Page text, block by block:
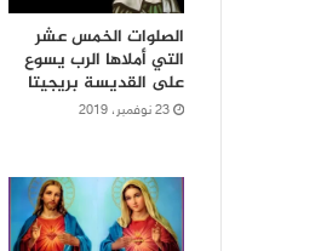
الصلوات الخمس عشر
التي أملاها الرب يسوع
على القديسة بريجيتا
23 نوفمبر، 2019